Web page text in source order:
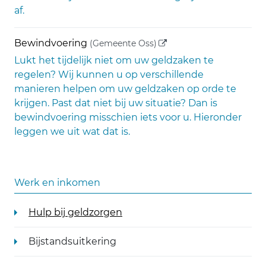
af.
Bewindvoering (Gemeente Oss) (externe link)
Lukt het tijdelijk niet om uw geldzaken te
regelen? Wij kunnen u op verschillende
manieren helpen om uw geldzaken op orde te
krijgen. Past dat niet bij uw situatie? Dan is
bewindvoering misschien iets voor u. Hieronder
leggen we uit wat dat is.
Werk en inkomen
Hulp bij geldzorgen
Bijstandsuitkering